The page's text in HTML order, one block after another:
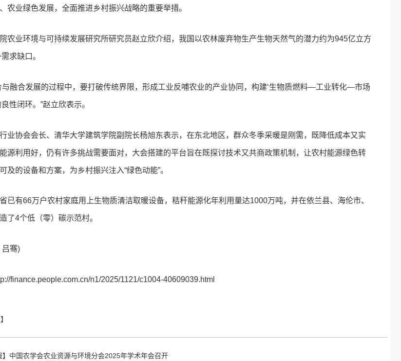
农业绿色发展，全面推进乡村振兴战略的重要举措。
农业环境与可持续发展研究所研究员赵立欣介绍，我国以农林废弃物生产生物天然气的潜力约为945亿立方
求缺口。
与融合发展的过程中，要打破传统界限，形成工业反哺农业的产业协同，构建‘生物质燃料—工业转化—市场
性闭环。”赵立欣表示。
业协会会长、清华大学建筑学院副院长杨旭东表示，在东北地区，群众冬季采暖是刚需，既降低成本又实
源利用好，仍有许多挑战需要面对，大会搭建的平台旨在既探讨技术又共商政策机制，让农村能源绿色转
及的设备和方案，为乡村振兴注入“绿色动能”。
已有66万户农村家庭用上生物质清洁取暖设备，秸秆能源化年利用量达1000万吨，并在依兰县、海伦市、
了4个低（零）碳示范村。
吕骞)
finance.people.com.cn/n1/2025/1121/c1004-40609039.html
】中国农学会农业资源与环境分会2025年学术年会召开